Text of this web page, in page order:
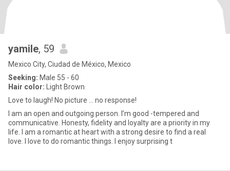
yamile, 59
Mexico City, Ciudad de México, Mexico
Seeking: Male 55 - 60
Hair color: Light Brown
Love to laugh! No picture ... no response!
I am an open and outgoing person. I’m good -tempered and
communicative. Honesty, fidelity and loyalty are a priority in my
life. I am a romantic at heart with a strong desire to find a real
love. I love to do romantic things. I enjoy surprising t